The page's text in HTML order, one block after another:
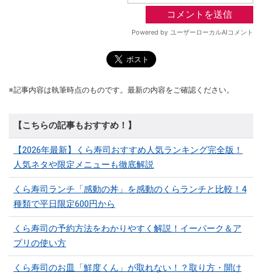
※記事内容は執筆時点のものです。最新の内容をご確認ください。
【こちらの記事もおすすめ！】
【2026年最新】くら寿司おすすめ人気ランキング完全版！
人気ネタや限定メニューも徹底解説
くら寿司ランチ「感動の丼」を感動のくらランチと比較！4
種類で平日限定600円から
くら寿司の予約方法をわかりやすく解説！イーパーク＆ア
プリの使い方
くら寿司のお皿「鮮度くん」が取れない！？取り方・開け